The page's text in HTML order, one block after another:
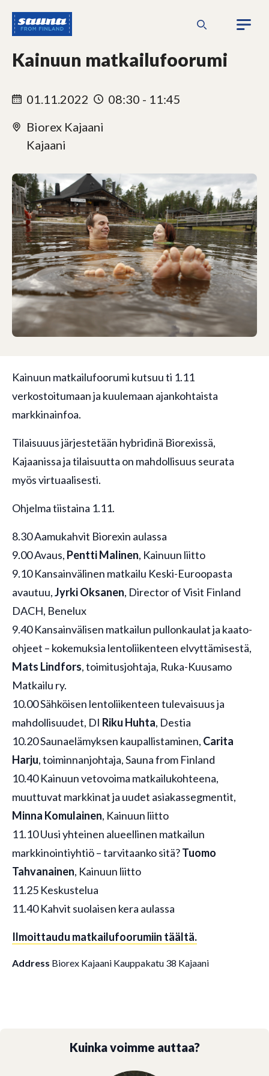
sisältöön
Sauna
from
Kainuun matkailufoorumi
01.11.2022
08:30 - 11:45
Biorex Kajaani
Kajaani
Kainuun matkailufoorumi kutsuu ti 1.11
verkostoitumaan ja kuulemaan ajankohtaista
markkinainfoa.
Tilaisuuus järjestetään hybridinä Biorexissä,
Kajaanissa ja tilaisuutta on mahdollisuus seurata
myös virtuaalisesti.
Ohjelma tiistaina 1.11.
8.30 Aamukahvit Biorexin aulassa
9.00 Avaus, Pentti Malinen, Kainuun liitto
9.10 Kansainvälinen matkailu Keski-Euroopasta
avautuu,Jyrki Oksanen, Director of Visit Finland
DACH, Benelux
9.40 Kansainvälisen matkailun pullonkaulat ja kaato-
ohjeet – kokemuksia lentoliikenteen elvyttämisestä​,
Mats Lindfors, toimitusjohtaja, Ruka-Kuusamo
Matkailu ry.
10.00 Sähköisen lentoliikenteen tulevaisuus ja
mahdollisuudet, DI Riku Huhta, Destia
10.20 Saunaelämyksen kaupallistaminen, Carita
Harju, toiminnanjohtaja, Sauna from Finland
10.40 Kainuun vetovoima matkailukohteena,
muuttuvat markkinat ja uudet asiakassegmentit,
Minna Komulainen, Kainuun liitto
11.10 Uusi yhteinen alueellinen matkailun
markkinointiyhtiö – tarvitaanko sitä?Tuomo
Tahvanainen, Kainuun liitto
11.25 Keskustelua
11.40 Kahvit suolaisen kera aulassa
Ilmoittaudu matkailufoorumiin täältä.
Address Biorex Kajaani Kauppakatu 38 Kajaani
Kuinka voimme auttaa?